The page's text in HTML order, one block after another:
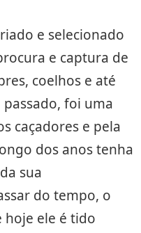
e selecionado
e captura de
coelhos e até
foi uma
caçadores e pela
dos anos tenha
sua
do tempo, o
hoje ele é tido